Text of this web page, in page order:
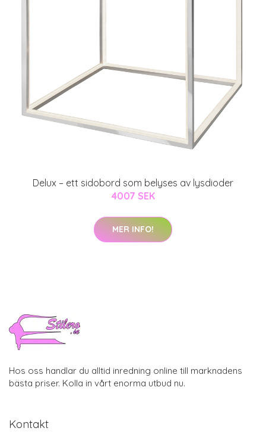
Delux – ett sidobord som belyses av lysdioder
4007 SEK
MER INFO!
Hos oss handlar du alltid inredning online till marknadens
bästa priser. Kolla in vårt enorma utbud nu.
Kontakt